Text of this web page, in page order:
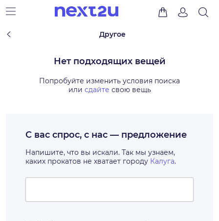
Другое
Нет подходящих вещей
Попробуйте изменить условия поиска
или сдайте свою вещь
С вас спрос, с нас — предложение
Напишите, что вы искали. Так мы узнаем,
каких прокатов не хватает городу Калуга.